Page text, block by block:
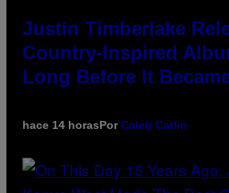
Justin Timberlake
Country-Inspired
Long Before It
hace 14 horasPorCaleb Catlin